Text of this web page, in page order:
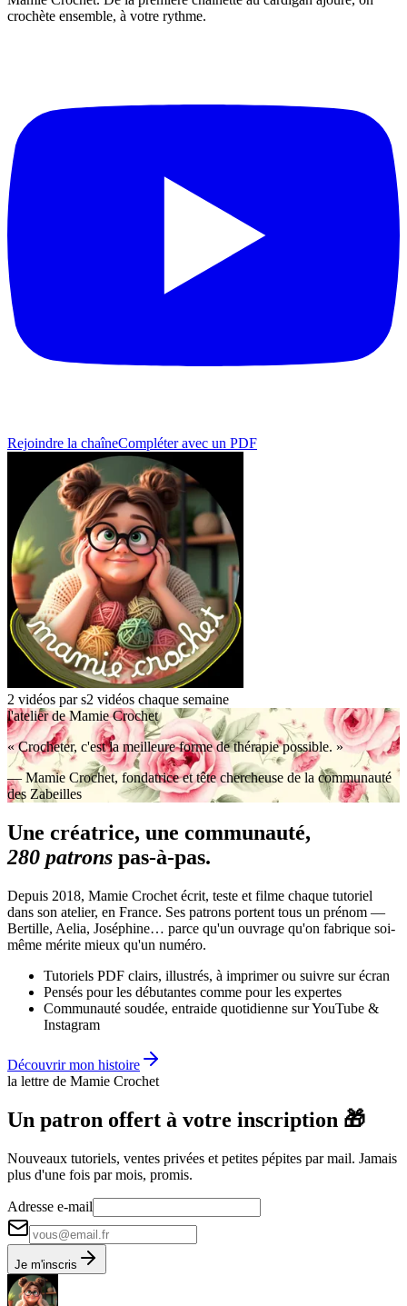
crochète ensemble, à votre rythme.
Rejoindre la chaîneCompléter avec un PDF
2 vidéos par s2 vidéos chaque semaine
l'atelier de Mamie Crochet
« Crocheter, c'est la meilleure forme de thérapie possible. »
— Mamie Crochet, fondatrice et tête chercheuse de la communauté
des Zabeilles
Une créatrice, une communauté,
280 patrons pas-à-pas.
Depuis 2018, Mamie Crochet écrit, teste et filme chaque tutoriel
dans son atelier, en France. Ses patrons portent tous un prénom —
Bertille, Aelia, Joséphine… parce qu'un ouvrage qu'on fabrique soi-
même mérite mieux qu'un numéro.
Tutoriels PDF clairs, illustrés, à imprimer ou suivre sur écran
Pensés pour les débutantes comme pour les expertes
Communauté soudée, entraide quotidienne sur YouTube &
Instagram
Découvrir mon histoire
la lettre de Mamie Crochet
Un patron offert à votre inscription 🎁
Nouveaux tutoriels, ventes privées et petites pépites par mail. Jamais
plus d'une fois par mois, promis.
Adresse e-mail
Je m'inscris